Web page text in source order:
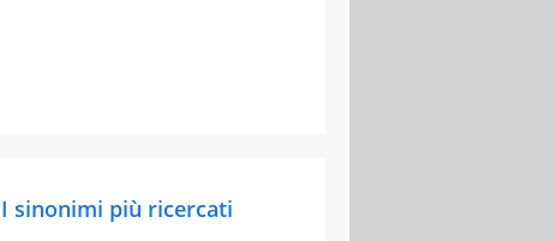
I sinonimi più ricercati